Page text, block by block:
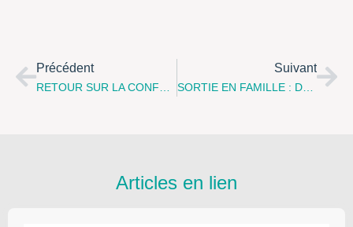
Précédent Suivant
SORTIE EN FAMILLE : Départ D'Arras Pour Nausicaa À Boulogne-Sur-Mer, Le Samedi 26 Mai 2012
Articles en lien